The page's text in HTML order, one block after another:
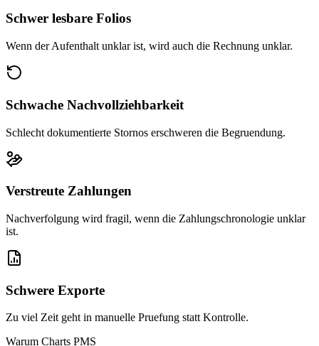
Schwer lesbare Folios
Wenn der Aufenthalt unklar ist, wird auch die Rechnung unklar.
Schwache Nachvollziehbarkeit
Schlecht dokumentierte Stornos erschweren die Begruendung.
Verstreute Zahlungen
Nachverfolgung wird fragil, wenn die Zahlungschronologie unklar
ist.
Schwere Exporte
Zu viel Zeit geht in manuelle Pruefung statt Kontrolle.
Warum Charts PMS